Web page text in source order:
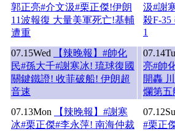
郭正亮#介文汲#栗正傑!伊朗
11波報復 大量美軍死亡!基輔
遭重
汲#謝
殺F-35
1
07.15Wed
【辣晚報】#帥化
民#孫大千#謝寒冰! 琉球復國
關鍵鐵證! 收菲破船! 伊朗超
音速
07.14
亮#帥
開轟
爛第五
07.13Mon
【辣晚報】#謝寒
冰#栗正傑#李永萍! 南海仲裁
07.12
#栗正